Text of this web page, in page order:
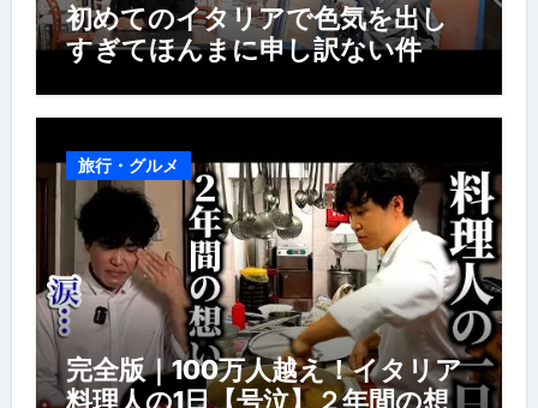
初めてのイタリアで色気を出し
すぎてほんまに申し訳ない件
旅行・グルメ
完全版｜100万人越え！イタリア
料理人の1日【号泣】２年間の想